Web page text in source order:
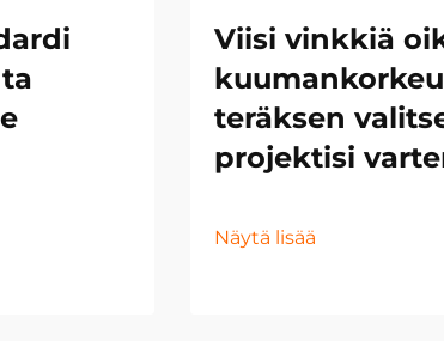
Viisi vinkkiä
teräksen
projektisi
Näytä lisää